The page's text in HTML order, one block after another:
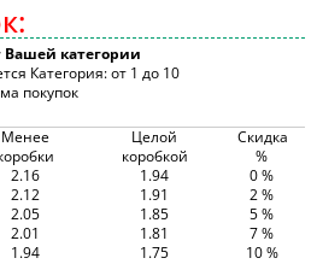
Вашей категории
Категория: от 1 до 10
покупок
Менее
Целой
коробкой
Скидка
%
2.16 1.94
0 %
2.12 1.91
2 %
2.05 1.85
5 %
2.01 1.81
7 %
1.94 1.75 10 %